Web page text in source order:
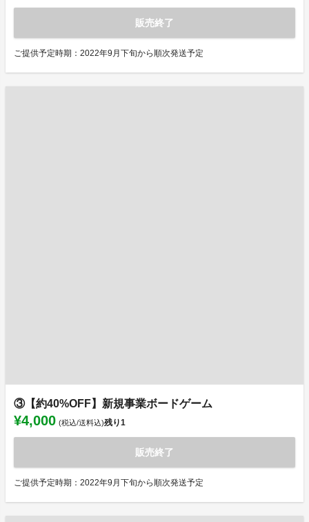
販売終了
ご提供予定時期：2022年9月下旬から順次発送予定
③【約40%OFF】新規事業ボードゲーム
¥4,000 (税込/送料込)残り1
販売終了
ご提供予定時期：2022年9月下旬から順次発送予定